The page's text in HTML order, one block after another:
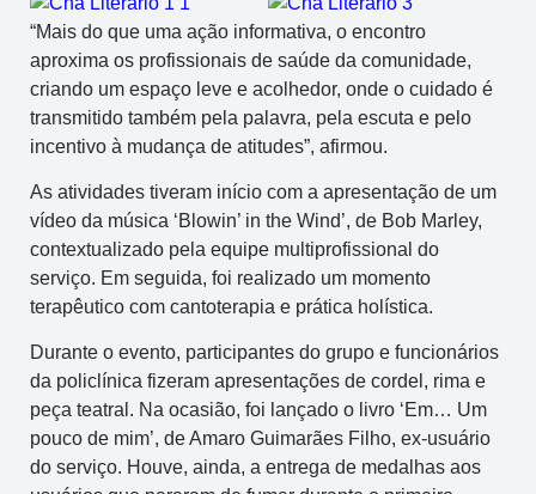
“Mais do que uma ação informativa, o encontro
aproxima os profissionais de saúde da comunidade,
criando um espaço leve e acolhedor, onde o cuidado é
transmitido também pela palavra, pela escuta e pelo
incentivo à mudança de atitudes”, afirmou.
As atividades tiveram início com a apresentação de um
vídeo da música ‘Blowin’ in the Wind’, de Bob Marley,
contextualizado pela equipe multiprofissional do
serviço. Em seguida, foi realizado um momento
terapêutico com cantoterapia e prática holística.
Durante o evento, participantes do grupo e funcionários
da policlínica fizeram apresentações de cordel, rima e
peça teatral. Na ocasião, foi lançado o livro ‘Em… Um
pouco de mim’, de Amaro Guimarães Filho, ex-usuário
do serviço. Houve, ainda, a entrega de medalhas aos